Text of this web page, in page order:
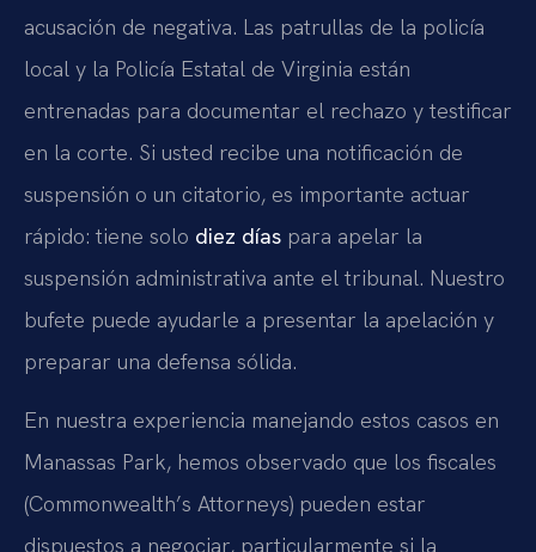
acusación de negativa. Las patrullas de la policía
local y la Policía Estatal de Virginia están
entrenadas para documentar el rechazo y testificar
en la corte. Si usted recibe una notificación de
suspensión o un citatorio, es importante actuar
rápido: tiene solo diez días para apelar la
suspensión administrativa ante el tribunal. Nuestro
bufete puede ayudarle a presentar la apelación y
preparar una defensa sólida.
En nuestra experiencia manejando estos casos en
Manassas Park, hemos observado que los fiscales
(Commonwealth’s Attorneys) pueden estar
dispuestos a negociar, particularmente si la